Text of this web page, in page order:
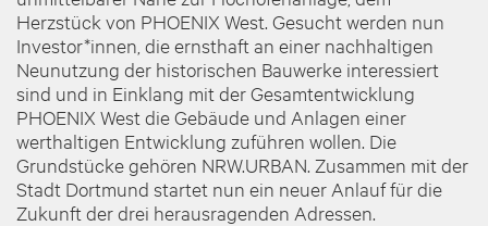
Herzstück von PHOENIX West. Gesucht werden nun
Investor*innen, die ernsthaft an einer nachhaltigen
Neunutzung der historischen Bauwerke interessiert
sind und in Einklang mit der Gesamtentwicklung
PHOENIX West die Gebäude und Anlagen einer
werthaltigen Entwicklung zuführen wollen. Die
Grundstücke gehören NRW.URBAN. Zusammen mit der
Stadt Dortmund startet nun ein neuer Anlauf für die
Zukunft der drei herausragenden Adressen.